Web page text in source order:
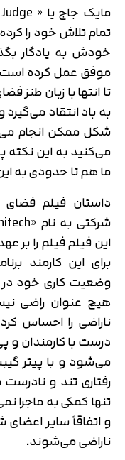
تمام تلاش خود را کرده
خودش به یادگار
موفق عمل کرده است.
به باد انتقاد
شکل ممکن انجام
می‌کنید به این نکته
ما هم تا حدودی به
این فیلم فیلم را بر
برای این کارمند
وضعیت کاری خود در
هیچ عنوان راضی
ناراضی را احساس
درست با کارمندان و
می‌شود و با پیتر
رفتاری تند و
تنها کمکی به ماجرا
و اتفاقاً سایر
ناراضی می‌شوند.